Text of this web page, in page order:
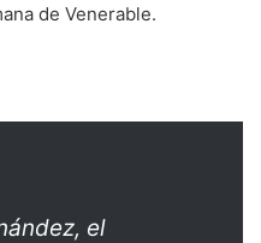
de Venerable.
el